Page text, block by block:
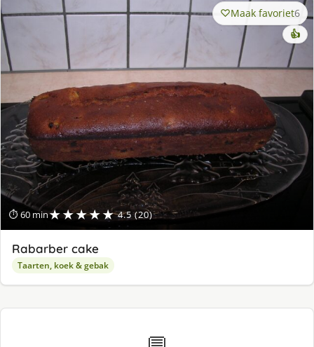
⏱ 60 min★★★★★ 4.5 (20)
Maak favoriet6
👍
Rabarber cake
Taarten, koek & gebak